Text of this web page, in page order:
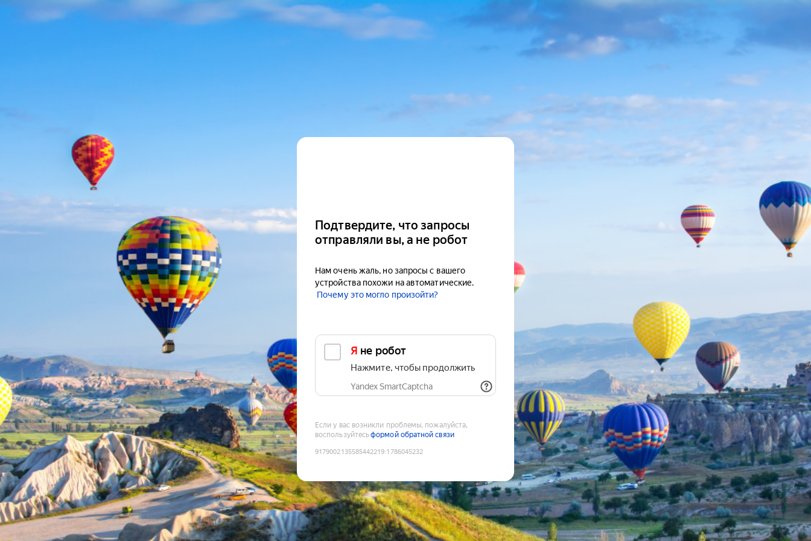
Подтвердите, что запросы
отправляли вы, а не робот
Нам очень жаль, но запросы с вашего
устройства похожи на автоматические.
Почему это могло произойти?
Я не робот
Нажмите, чтобы продолжить
Yandex SmartCaptcha
Если у вас возникли проблемы, пожалуйста,
воспользуйтесьформой обратной связи
9179002135585442219:1786045232